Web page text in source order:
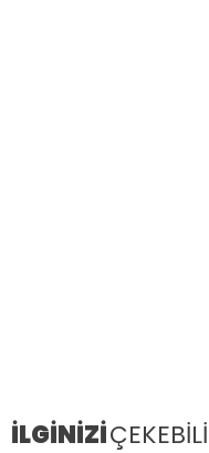
İLGİNİZİ